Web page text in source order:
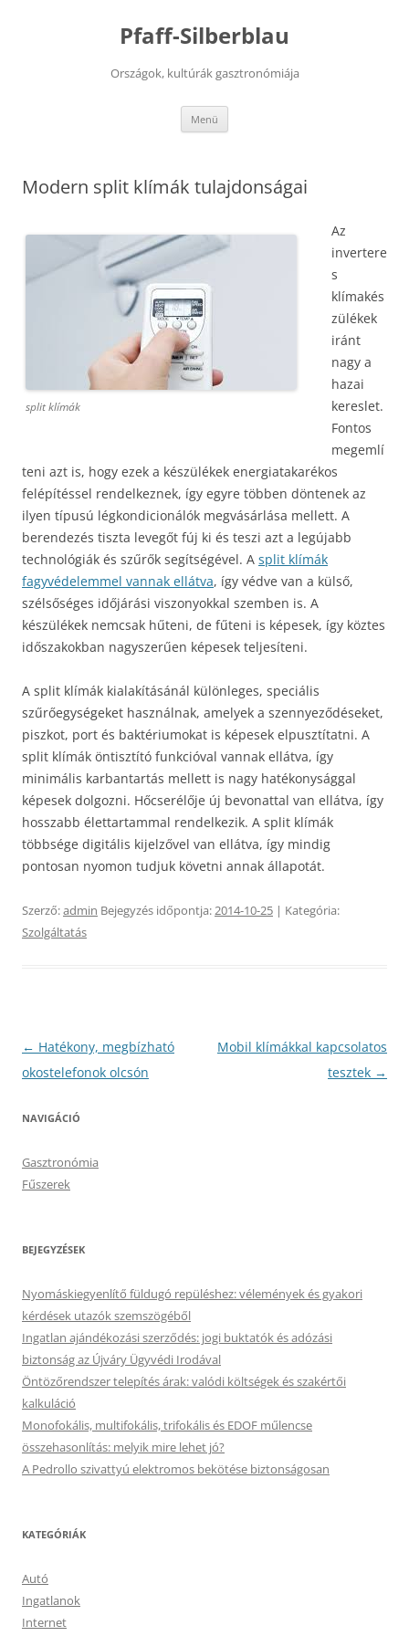
Pfaff-Silberblau
Országok, kultúrák gasztronómiája
Menü
Modern split klímák tulajdonságai
split klímák
Az
invertere
s
klímakés
zülékek
iránt
nagy a
hazai
kereslet.
Fontos
megemlí
teni azt is, hogy ezek a készülékek energiatakarékos
felépítéssel rendelkeznek, így egyre többen döntenek az
ilyen típusú légkondicionálók megvásárlása mellett. A
berendezés tiszta levegőt fúj ki és teszi azt a legújabb
technológiák és szűrők segítségével. A split klímák
fagyvédelemmel vannak ellátva, így védve van a külső,
szélsőséges időjárási viszonyokkal szemben is. A
készülékek nemcsak hűteni, de fűteni is képesek, így köztes
időszakokban nagyszerűen képesek teljesíteni.
A split klímák kialakításánál különleges, speciális
szűrőegységeket használnak, amelyek a szennyeződéseket,
piszkot, port és baktériumokat is képesek elpusztítatni. A
split klímák öntisztító funkcióval vannak ellátva, így
minimális karbantartás mellett is nagy hatékonysággal
képesek dolgozni. Hőcserélője új bevonattal van ellátva, így
hosszabb élettartammal rendelkezik. A split klímák
többsége digitális kijelzővel van ellátva, így mindig
pontosan nyomon tudjuk követni annak állapotát.
Szerző:admin Bejegyzés időpontja:2014-10-25 | Kategória:
Szolgáltatás
Bejegyzés
navigáció
← Hatékony, megbízható
okostelefonok olcsón
Mobil klímákkal kapcsolatos
tesztek →
NAVIGÁCIÓ
Gasztronómia
Fűszerek
BEJEGYZÉSEK
Nyomáskiegyenlítő füldugó repüléshez: vélemények és gyakori
kérdések utazók szemszögéből
Ingatlan ajándékozási szerződés: jogi buktatók és adózási
biztonság az Újváry Ügyvédi Irodával
Öntözőrendszer telepítés árak: valódi költségek és szakértői
kalkuláció
Monofokális, multifokális, trifokális és EDOF műlencse
összehasonlítás: melyik mire lehet jó?
A Pedrollo szivattyú elektromos bekötése biztonságosan
KATEGÓRIÁK
Autó
Ingatlanok
Internet